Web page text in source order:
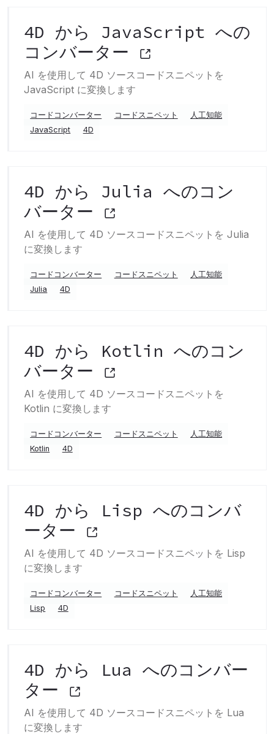
4D から JavaScript への
コンバーター
AI を使用して 4D ソースコードスニペットを
JavaScript に変換します
コードコンバーター コードスニペット
人工知能
JavaScript
4D
4D から Julia へのコン
バーター
AI を使用して 4D ソースコードスニペットを Julia
に変換します
コードコンバーター コードスニペット
人工知能
Julia
4D
4D から Kotlin へのコン
バーター
AI を使用して 4D ソースコードスニペットを
Kotlin に変換します
コードコンバーター コードスニペット
人工知能
Kotlin
4D
4D から Lisp へのコンバ
ーター
AI を使用して 4D ソースコードスニペットを Lisp
に変換します
コードコンバーター コードスニペット
人工知能
Lisp
4D
4D から Lua へのコンバー
ター
AI を使用して 4D ソースコードスニペットを Lua
に変換します